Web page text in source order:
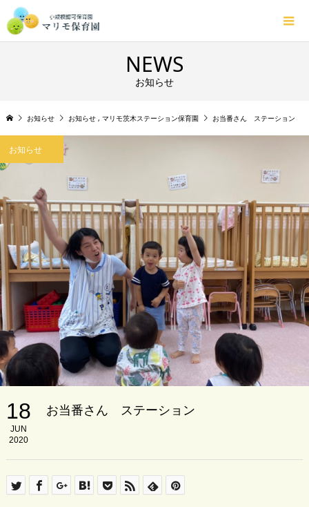
NEWS
お知らせ
お知らせ お知らせ , マリモ茨木ステーション保育園 お当番さん ステーション
お知らせ
18
JUN
2020
お当番さん ステーション